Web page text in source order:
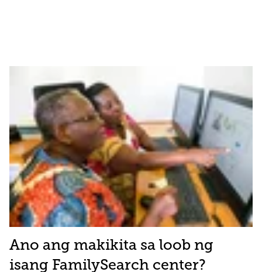
Ano ang makikita sa loob ng
isang FamilySearch center?